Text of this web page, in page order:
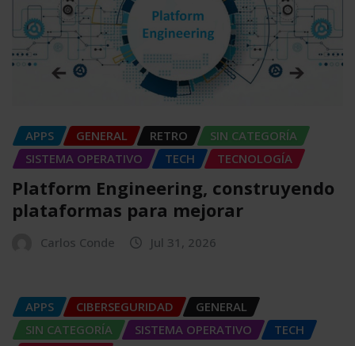
APPS GENERAL RETRO
SIN CATEGORÍA
SISTEMA OPERATIVO
TECH TECNOLOGÍA
Platform Engineering, construyendo
plataformas para mejorar
Carlos Conde Jul 31, 2026
APPS CIBERSEGURIDAD
GENERAL
SIN CATEGORÍA
SISTEMA OPERATIVO
TECH